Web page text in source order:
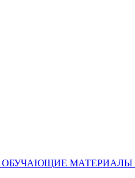
ОБУЧАЮЩИЕ МАТЕРИАЛЫ